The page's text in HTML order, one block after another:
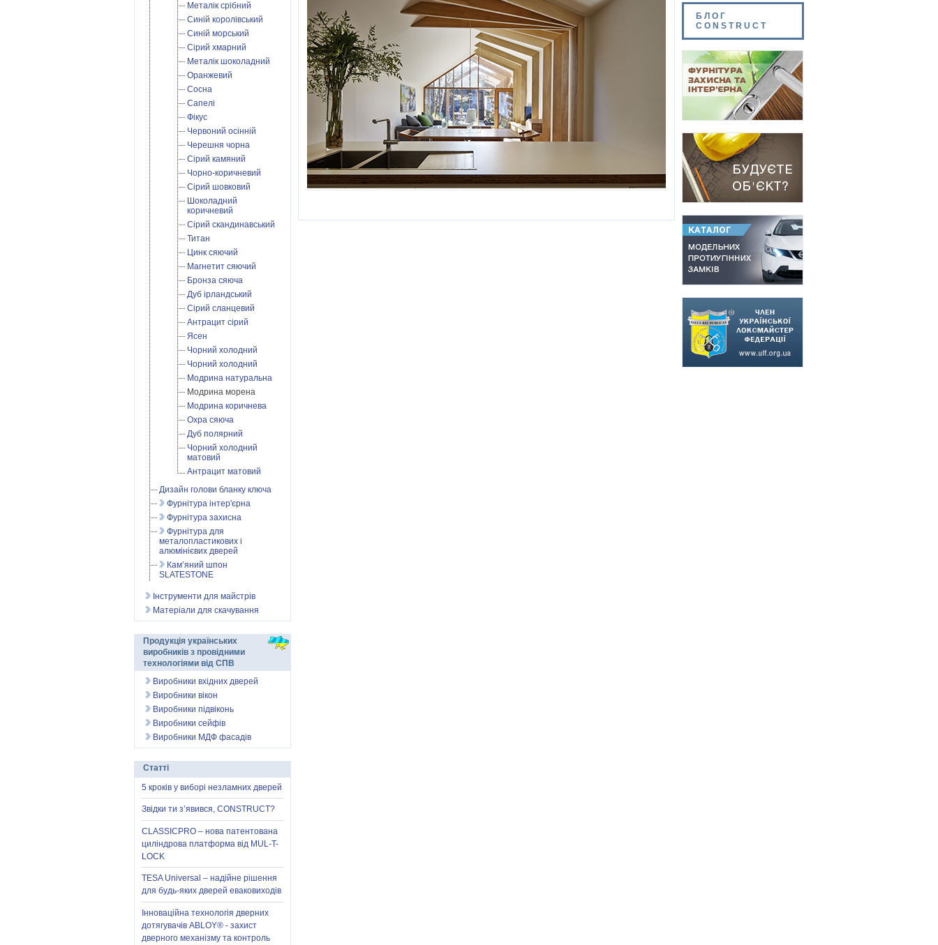
БЛОГ
CONSTRUCT
Металік срібний
Синій королівський
Синій морський
Сірий хмарний
Металік шоколадний
Оранжевий
Сосна
Сапелі
Фікус
Червоний осінній
Черешня чорна
Сірий камяний
Чорно-коричневий
Сірий шовковий
Шоколадний
коричневий
Сірий скандинавський
Титан
Цинк сяючий
Магнетит сяючий
Бронза сяюча
Дуб ірландський
Cірий сланцевий
Антрацит сірий
Ясен
Чорний холодний
Чорний холодний
Модрина натуральна
Модрина морена
Модрина коричнева
Охра сяюча
Дуб полярний
Чорний холодний
матовий
Антрацит матовий
Дизайн голови бланку ключа
Фурнітура інтер'єрна
Фурнітура захисна
Фурнітура для
металопластикових і
алюмінієвих дверей
Кам’яний шпон
SLATESTONE
Інструменти для майстрів
Матеріали для скачування
Продукція українських
виробників з провідними
технологіями від СПВ
Виробники вхідних дверей
Виробники вікон
Виробники підвіконь
Виробники сейфів
Виробники МДФ фасадів
Статті
5 кроків у виборі незламних дверей
Звідки ти з’явився, CONSTRUCT?
CLASSICPRO – нова патентована
циліндрова платформа від MUL-T-
LOCK
TESA Universal – надійне рішення
для будь-яких дверей еваковиходів
Інноваційна технологія дверних
дотягувачів ABLOY® - захист
дверного механізму та контроль